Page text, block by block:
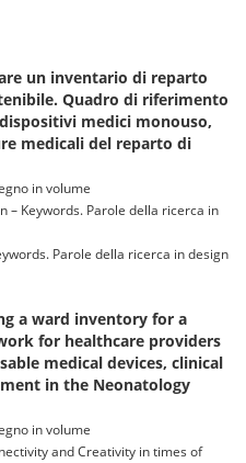
un inventario di reparto
Quadro di riferimento
medici monouso,
medicali del reparto di
in volume
– Keywords. Parole della ricerca in
Parole della ricerca in design
a ward inventory for a
for healthcare providers
medical devices, clinical
in the Neonatology
in volume
and Creativity in times of